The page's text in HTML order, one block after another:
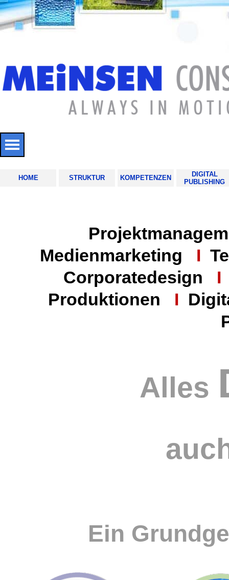
Direkt zum Seiteninhalt
HOME STRUKTUR KOMPETENZEN ▼
DIGITAL
PUBLISHING
Medienmarketing
I
Corporatedesign
Produktionen
I
Alles
Ein